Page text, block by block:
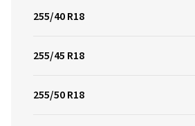
255/40 R18
255/45 R18
255/50 R18